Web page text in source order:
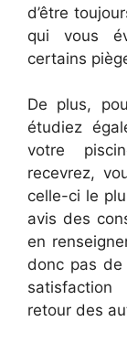
d’être
qui vous
certains
De plus,
étudiez
votre
recevrez,
celle-ci le
avis des
en
donc pas de
retour des